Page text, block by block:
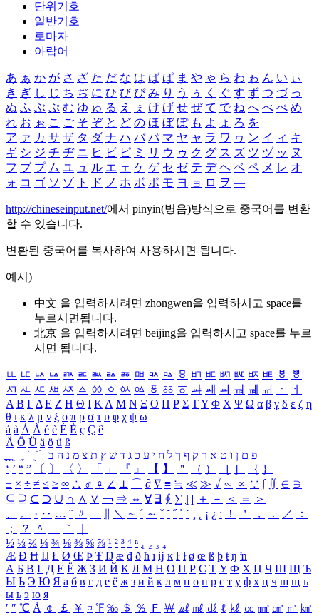
단위기호
일반기호
로마자
아랍어
あ ぁ か が さ ざ た だ な は ば ぱ ま や ゃ ら わ ゎ ん い ぃ
き ぎ し じ ち ぢ に ひ び ぴ み り う ぅ く ぐ す ず つ づ っ
ぬ ふ ぶ ぷ む ゆ ゅ る え ぇ け げ せ ぜ て で ね へ べ ぺ め
れ お ぉ こ ご そ ぞ と ど の ほ ぼ ぽ も よ ょ ろ を
ア ァ カ サ ザ タ ダ ナ ハ バ パ マ ヤ ャ ラ ワ ヮ ン イ ィ キ
ギ シ ジ チ ヂ ニ ヒ ビ ピ ミ リ ウ ゥ ク グ ス ズ ツ ヅ ッ ヌ
フ ブ プ ム ユ ュ ル エ ェ ケ ゲ セ ゼ テ デ ヘ ベ ペ メ レ オ
ォ コ ゴ ソ ゾ ト ド ノ ホ ボ ポ モ ヨ ョ ロ ヲ ―
http://chineseinput.net/에서 pinyin(병음)방식으로 중국어를 변환
할 수 있습니다.
변환된 중국어를 복사하여 사용하시면 됩니다.
예시)
中文 을 입력하시려면 zhongwen을 입력하시고 space를
누르시면됩니다.
北京 을 입력하시려면 beijing을 입력하시고 space를 누르
시면 됩니다.
ㅥ ㅦ ㅧ ㅨ ㅩ ㅪ ㅫ ㅬ ㅭ ㅮ ㅯ ㅰ ㅱ ㅲ ㅳ ㅴ ㅵ ㅶ ㅷ ㅸ
ㅹ
ㅺ ㅻ ㅼ ㅽ ㅾ ㅿ ㆀ ㆁ ㆂ ㆃ ㆄ ㆅ ㆆ ㆇ ㆈ ㆉ ㆊ ㆋ ㆌ ㆍ
ㆎ
Α Β ΓΔ Ε Ζ Η Θ Ι ΚΛ Μ Ν Ξ Ο Π Ρ Σ ΤΥ Φ Χ Ψ Ω α β γ δ ε ζ η
θ ι κ λ μ ν ξ ο π ρ σ τ υ φ χ ψ ω
á à Á À é è É È ç Ç ê
Ä Ö Ü ä ö ü ß
ִֶֹ ֻּ ׁׂ פ ם ן ו ט א ר ק ף ך ל ח י ע כ ג ד ש ץ ת צ מ נ ה ב
‘ ’ “ ” 〔 〕 〈 〉 「 」 『 』 【 】 ＂ （ ） ［ ］ ｛ ｝
± × ÷ ≠ ≤ ≥ ∞ ∴ ♂ ♀ ∠ ⊥ ⌒ ∂ ∇ ≡ ≒ ≪ ≫ √ ∽ ∝ ∵ ∫ ∬ ∈ ∋
⊆ ⊇ ⊂ ⊃ ∪ ∩ ∧ ∨ ￢ ⇒ ⇔ ∀ ∃ ∮ ∑ ∏ ＋ － ＜ ＝
＞
、
。 · ‥ … ¨ 〃 ― ＼ ∼ ´ ～ ˇ ˘ ˝ ˚ ˙ ¸ ¡ ¿ ː ！ ＇ ， ． ／
：
；
？ ＾ ｀
½ ⅓ ⅔ ¼ ¾ ⅛ ⅜ ⅝ ⅞ ¹ ² ³ ⁴ ⁿ ₁ ₂ ₃ ₄
Æ Ð Ħ Ĳ Ł Ø Œ Þ Ŧ Ŋ æ đ ð ħ ı ĳ ĸ ŀ ł ø œ ß þ ŧ ŋ ŉ
А Б В Г Д Е Ё Ж З И Й К Л М Н О П Р С Т У Ф Х Ц Ч Ш Щ Ъ
Ы Ь Э Ю Я а б в г д е ё ж з и й к л м н о п р с т у ф х ц ч ш щ ъ
ы ь э ю я
′ ″ ℃ Å ￠ ￡ ￥ ¤ ℉ ‰ ＄ ％ Ｆ ￦ ㎕ ㎖ ㎗ ℓ ㎘ ㏄ ㎣ ㎤ ㎥ ㎦